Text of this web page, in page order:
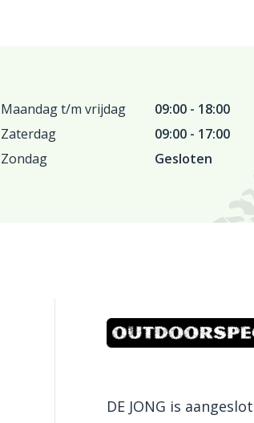
Maandag t/m vrijdag
09:00 - 18:00
Zaterdag
09:00 - 17:00
Zondag
Gesloten
DE JONG is